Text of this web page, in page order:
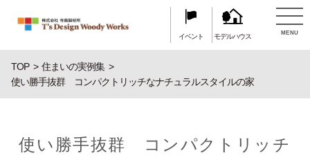
イベント モデルハウス MENU
TOP
住まいの実例集
使い勝手抜群 コンパクトリッチなナチュラルスタイルの家
使い勝手抜群 コンパクトリッチ